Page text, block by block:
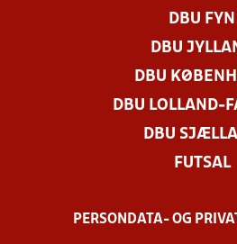
DBU FYN
DBU
DBU
DBU LOLLAND-
DBU
FUTSAL
PERSONDATA- OG